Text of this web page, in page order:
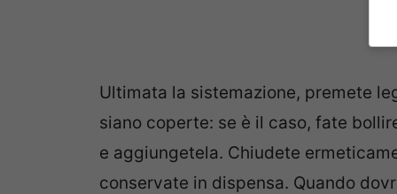
Ultimata la sistemazione, premete
siano coperte: se è il caso, fate
e aggiungetela. Chiudete
conservate in dispensa. Quando